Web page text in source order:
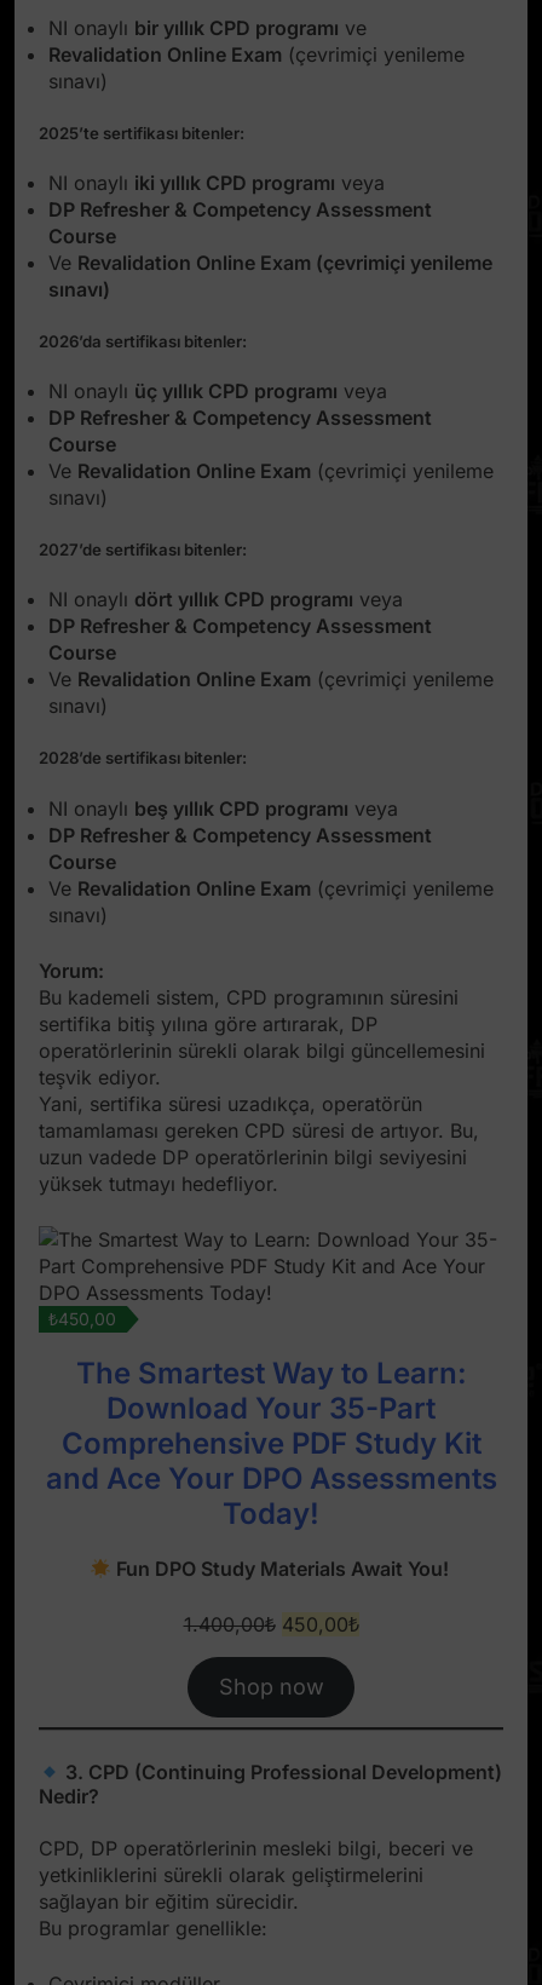
NI onaylı bir yıllık CPD programı ve
Revalidation Online Exam (çevrimiçi yenileme
sınavı)
2025’te sertifikası bitenler:
NI onaylı iki yıllık CPD programı veya
DP Refresher & Competency Assessment
Course
Ve Revalidation Online Exam (çevrimiçi yenileme
sınavı)
2026’da sertifikası bitenler:
NI onaylı üç yıllık CPD programı veya
DP Refresher & Competency Assessment
Course
Ve Revalidation Online Exam (çevrimiçi yenileme
sınavı)
2027’de sertifikası bitenler:
NI onaylı dört yıllık CPD programı veya
DP Refresher & Competency Assessment
Course
Ve Revalidation Online Exam (çevrimiçi yenileme
sınavı)
2028’de sertifikası bitenler:
NI onaylı beş yıllık CPD programı veya
DP Refresher & Competency Assessment
Course
Ve Revalidation Online Exam (çevrimiçi yenileme
sınavı)
Yorum:
Bu kademeli sistem, CPD programının süresini
sertifika bitiş yılına göre artırarak, DP
operatörlerinin sürekli olarak bilgi güncellemesini
teşvik ediyor.
Yani, sertifika süresi uzadıkça, operatörün
tamamlaması gereken CPD süresi de artıyor. Bu,
uzun vadede DP operatörlerinin bilgi seviyesini
yüksek tutmayı hedefliyor.
₺450,00
The Smartest Way to Learn:
Download Your 35-Part
Comprehensive PDF Study Kit
and Ace Your DPO Assessments
Today!
Fun DPO Study Materials Await You!
1.400,00₺ Original
was:
1.400,00₺.
450,00₺Current
Shop now
3. CPD (Continuing Professional Development)
Nedir?
CPD, DP operatörlerinin mesleki bilgi, beceri ve
yetkinliklerini sürekli olarak geliştirmelerini
sağlayan bir eğitim sürecidir.
Bu programlar genellikle: